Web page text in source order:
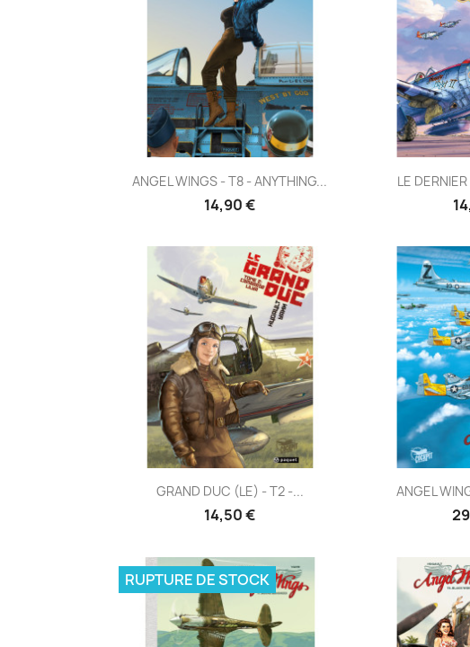
Aperçu rapide
ANGEL WINGS - T8 - ANYTHING...
14,90 €

LE
Aperçu rapide
GRAND DUC (LE) - T2 -...
14,50 €

ANGEL
RUPTURE DE STOCK